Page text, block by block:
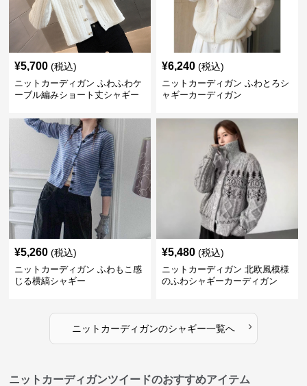
¥5,700 (税込)
ニットカーディガン ふわふわケ
ーブル編みショート丈シャギー
¥6,240 (税込)
ニットカーディガン ふわとろシ
ャギーカーディガン
¥5,260 (税込)
ニットカーディガン ふわもこ感
じる横縞シャギー
¥5,480 (税込)
ニットカーディガン 北欧風模様
のふわシャギーカーディガン
ニットカーディガンのシャギー一覧へ ›
ニットカーディガンツイードのおすすめアイテム